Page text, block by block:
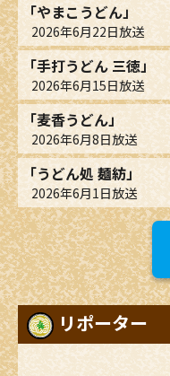
「やまこうどん」
2026年6月22日放送
「手打うどん 三徳」
2026年6月15日放送
「麦香うどん」
2026年6月8日放送
「うどん処 麺紡」
2026年6月1日放送
リポーター